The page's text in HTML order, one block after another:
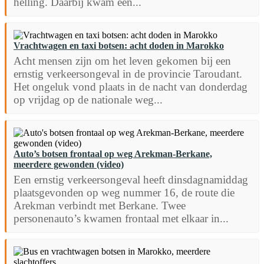
Vrachtwagen en taxi botsen: acht doden in Marokko
Acht mensen zijn om het leven gekomen bij een
ernstig verkeersongeval in de provincie Taroudant.
Het ongeluk vond plaats in de nacht van donderdag
op vrijdag op de nationale weg...
Auto’s botsen frontaal op weg Arekman-Berkane,
meerdere gewonden (video)
Een ernstig verkeersongeval heeft dinsdagnamiddag
plaatsgevonden op weg nummer 16, de route die
Arekman verbindt met Berkane. Twee
personenauto’s kwamen frontaal met elkaar in...